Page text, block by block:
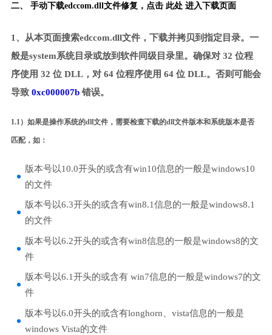
二、 手动下载edccom.dll文件修复， 点击 此处 进入下载页面
1、从本页面搜索edccom.dll文件，下载并拷贝到指定目录。一
般是system系统目录或放到软件同级目录里。确保对 32 位程
序使用 32 位 DLL，对 64 位程序使用 64 位 DLL。否则可能会
导致 0xc000007b错误。
1.1）如果是操作系统的dll文件，需要检查下载的dll文件版本和系统版本是否
匹配，如：
版本号以10.0开头的或含有win10信息的一般是windows10
的文件
版本号以6.3开头的或含有win8.1信息的一般是windows8.1
的文件
版本号以6.2开头的或含有win8信息的一般是windows8的文
件
版本号以6.1开头的或含有 win7信息的一般是windows7的文
件
版本号以6.0开头的或含有longhorn、vista信息的一般是
windows Vista的文件